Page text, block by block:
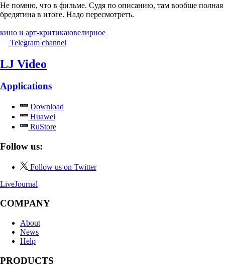
Не помню, что в фильме. Судя по описанию, там вообще полная
бредятина в итоге. Надо пересмотреть.
кино и арт-критикаювелирное
Telegram channel
LJ Video
Applications
Download
Huawei
RuStore
Follow us:
Follow us on Twitter
LiveJournal
COMPANY
About
News
Help
PRODUCTS